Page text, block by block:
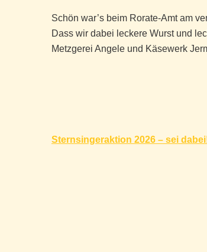
Schön war’s beim Rorate-Amt am
Dass wir dabei leckere Wurst und
Metzgerei Angele und Käsewerk
Beitragsnavigation
Sternsingeraktion 2026 – sei